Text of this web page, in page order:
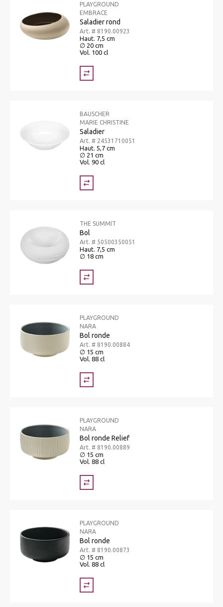
PLAYGROUND
EMBRACE
Saladier rond
Art. # 8190.00923
Haut. 7,5 cm
∅ 20 cm
Vol. 100 cl
BAUSCHER
MARIE CHRISTINE
Saladier
Art. # 24531710051
Haut. 5,7 cm
∅ 21 cm
Vol. 90 cl
THE SUMMIT
Bol
Art. # 50500350051
Haut. 7,5 cm
∅ 18 cm
PLAYGROUND
NARA
Bol ronde
Art. # 8190.00884
∅ 15 cm
Vol. 88 cl
PLAYGROUND
NARA
Bol ronde Relief
Art. # 8190.00889
∅ 15 cm
Vol. 88 cl
PLAYGROUND
NARA
Bol ronde
Art. # 8190.00873
∅ 15 cm
Vol. 88 cl